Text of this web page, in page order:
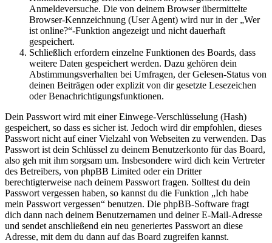
Anmeldeversuche. Die von deinem Browser übermittelte
Browser-Kennzeichnung (User Agent) wird nur in der „Wer
ist online?“-Funktion angezeigt und nicht dauerhaft
gespeichert.
Schließlich erfordern einzelne Funktionen des Boards, dass
weitere Daten gespeichert werden. Dazu gehören dein
Abstimmungsverhalten bei Umfragen, der Gelesen-Status von
deinen Beiträgen oder explizit von dir gesetzte Lesezeichen
oder Benachrichtigungsfunktionen.
Dein Passwort wird mit einer Einwege-Verschlüsselung (Hash)
gespeichert, so dass es sicher ist. Jedoch wird dir empfohlen, dieses
Passwort nicht auf einer Vielzahl von Webseiten zu verwenden. Das
Passwort ist dein Schlüssel zu deinem Benutzerkonto für das Board,
also geh mit ihm sorgsam um. Insbesondere wird dich kein Vertreter
des Betreibers, von phpBB Limited oder ein Dritter
berechtigterweise nach deinem Passwort fragen. Solltest du dein
Passwort vergessen haben, so kannst du die Funktion „Ich habe
mein Passwort vergessen“ benutzen. Die phpBB-Software fragt
dich dann nach deinem Benutzernamen und deiner E-Mail-Adresse
und sendet anschließend ein neu generiertes Passwort an diese
Adresse, mit dem du dann auf das Board zugreifen kannst.